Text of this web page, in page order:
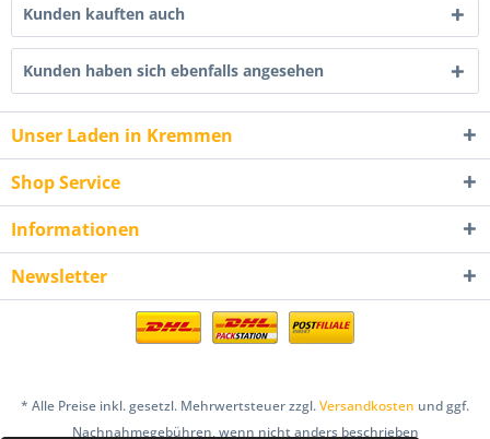
Kunden kauften auch
Kunden haben sich ebenfalls angesehen
Unser Laden in Kremmen
Shop Service
Informationen
Newsletter
* Alle Preise inkl. gesetzl. Mehrwertsteuer zzgl.Versandkosten und ggf.
Nachnahmegebühren, wenn nicht anders beschrieben